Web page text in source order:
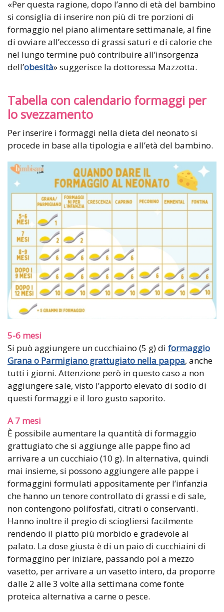
«Per questa ragione, dopo l’anno di età del bambino
si consiglia di inserire non più di tre porzioni di
formaggio nel piano alimentare settimanale, al fine
di ovviare all’eccesso di grassi saturi e di calorie che
nel lungo termine può contribuire all’insorgenza
dell’obesità»suggerisce la dottoressa Mazzotta.
Tabella con calendario formaggi per
lo svezzamento
Per inserire i formaggi nella dieta del neonato si
procede in base alla tipologia e all’età del bambino.
5-6 mesi
Si può aggiungere un cucchiaino (5 g) di formaggio
Grana o Parmigiano grattugiato nella pappa, anche
tutti i giorni. Attenzione però in questo caso a non
aggiungere sale, visto l’apporto elevato di sodio di
questi formaggi e il loro gusto saporito.
A 7 mesi
È possibile aumentare la quantità di formaggio
grattugiato che si aggiunge alle pappe fino ad
arrivare a un cucchiaio (10 g). In alternativa, quindi
mai insieme, si possono aggiungere alle pappe i
formaggini formulati appositamente per l’infanzia
che hanno un tenore controllato di grassi e di sale,
non contengono polifosfati, citrati o conservanti.
Hanno inoltre il pregio di sciogliersi facilmente
rendendo il piatto più morbido e gradevole al
palato. La dose giusta è di un paio di cucchiaini di
formaggino per iniziare, passando poi a mezzo
vasetto, per arrivare a un vasetto intero, da proporre
dalle 2 alle 3 volte alla settimana come fonte
proteica alternativa a carne o pesce.